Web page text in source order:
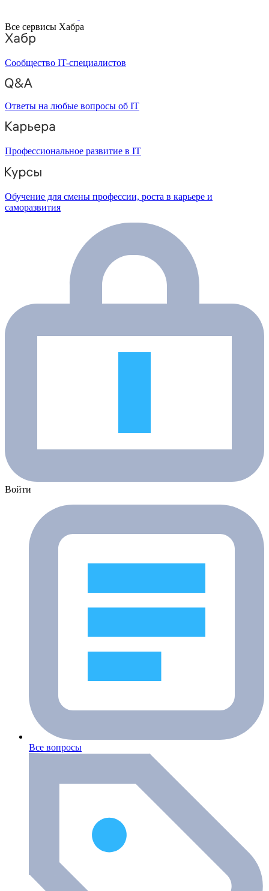
Все сервисы Хабра
Сообщество IT-специалистов
Ответы на любые вопросы об IT
Профессиональное развитие в IT
Обучение для смены профессии, роста в карьере и
саморазвития
Войти
Все вопросы